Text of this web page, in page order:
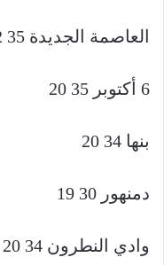
العاصمة الجديدة 35 22
6 أكتوبر 35 20
بنها 34 20
دمنهور 30 19
وادي النطرون 34 20